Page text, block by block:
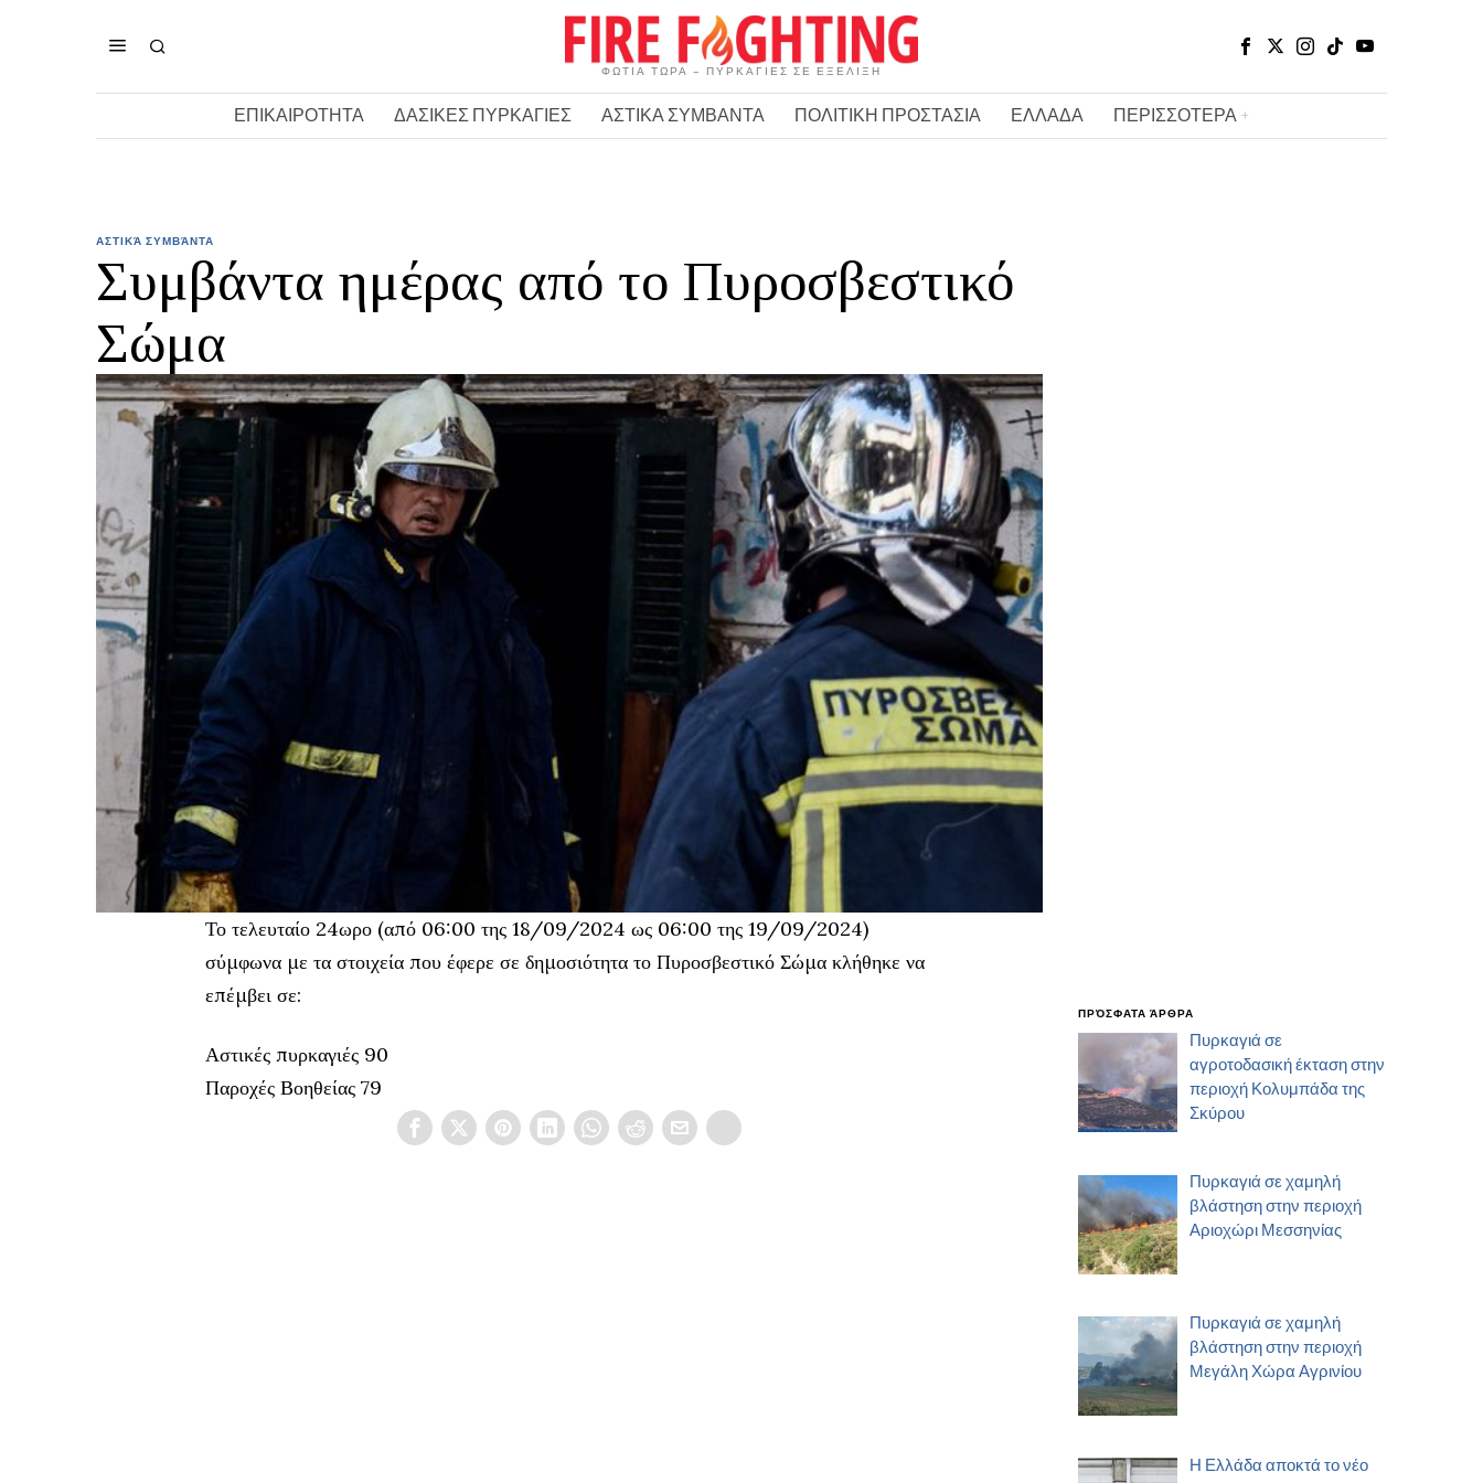
ΦΩΤΙΑ ΤΩΡΑ – ΠΥΡΚΑΓΙΕΣ ΣΕ ΕΞΕΛΙΞΗ
ΕΠΙΚΑΙΡΟΤΗΤΑ ΔΑΣΙΚΕΣ ΠΥΡΚΑΓΙΕΣ ΑΣΤΙΚΑ ΣΥΜΒΑΝΤΑ ΠΟΛΙΤΙΚΗ ΠΡΟΣΤΑΣΙΑ ΕΛΛΑΔΑ ΠΕΡΙΣΣΟΤΕΡΑ
ΑΣΤΙΚΆ ΣΥΜΒΆΝΤΑ
Συμβάντα ημέρας από το Πυροσβεστικό
Σώμα
Το τελευταίο 24ωρο (από 06:00 της 18/09/2024 ως 06:00 της 19/09/2024)
σύμφωνα με τα στοιχεία που έφερε σε δημοσιότητα το Πυροσβεστικό Σώμα κλήθηκε να
επέμβει σε:
Αστικές πυρκαγιές 90
Παροχές Βοηθείας 79
ΠΡΌΣΦΑΤΑ ΆΡΘΡΑ
Πυρκαγιά σε
αγροτοδασική έκταση στην
περιοχή Κολυμπάδα της
Σκύρου
Πυρκαγιά σε χαμηλή
βλάστηση στην περιοχή
Αριοχώρι Μεσσηνίας
Πυρκαγιά σε χαμηλή
βλάστηση στην περιοχή
Μεγάλη Χώρα Αγρινίου
Η Ελλάδα αποκτά το νέο